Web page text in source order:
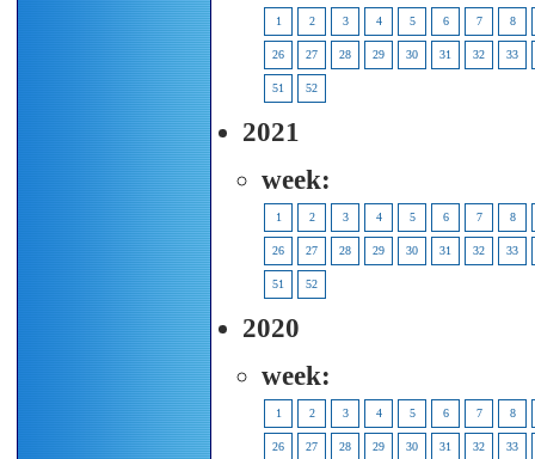
1 2 3 4 5 6 7 8
26 27 28 29 30 31 32 33
51 52
2021
week:
1 2 3 4 5 6 7 8
26 27 28 29 30 31 32 33
51 52
2020
week:
1 2 3 4 5 6 7 8
26 27 28 29 30 31 32 33